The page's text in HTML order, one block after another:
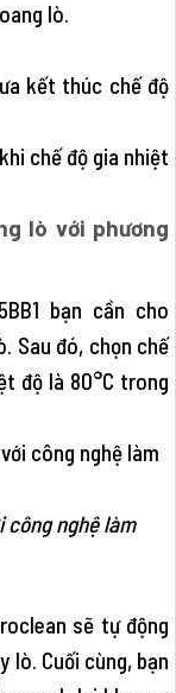
lò.
kết thúc chế độ
chế độ gia nhiệt
lò với phương
bạn cần cho
Sau đó, chọn chế
độ là 80°C trong
công nghệ làm
sẽ tự động
lò. Cuối cùng, bạn